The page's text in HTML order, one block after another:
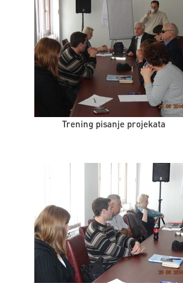
Trening pisanje projekata